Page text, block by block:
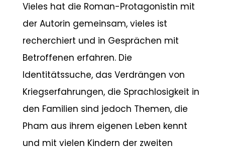
Vieles hat die Roman-Protagonistin mit
der Autorin gemeinsam, vieles ist
recherchiert und in Gesprächen mit
Betroffenen erfahren. Die
Identitätssuche, das Verdrängen von
Kriegserfahrungen, die Sprachlosigkeit in
den Familien sind jedoch Themen, die
Pham aus ihrem eigenen Leben kennt
und mit vielen Kindern der zweiten